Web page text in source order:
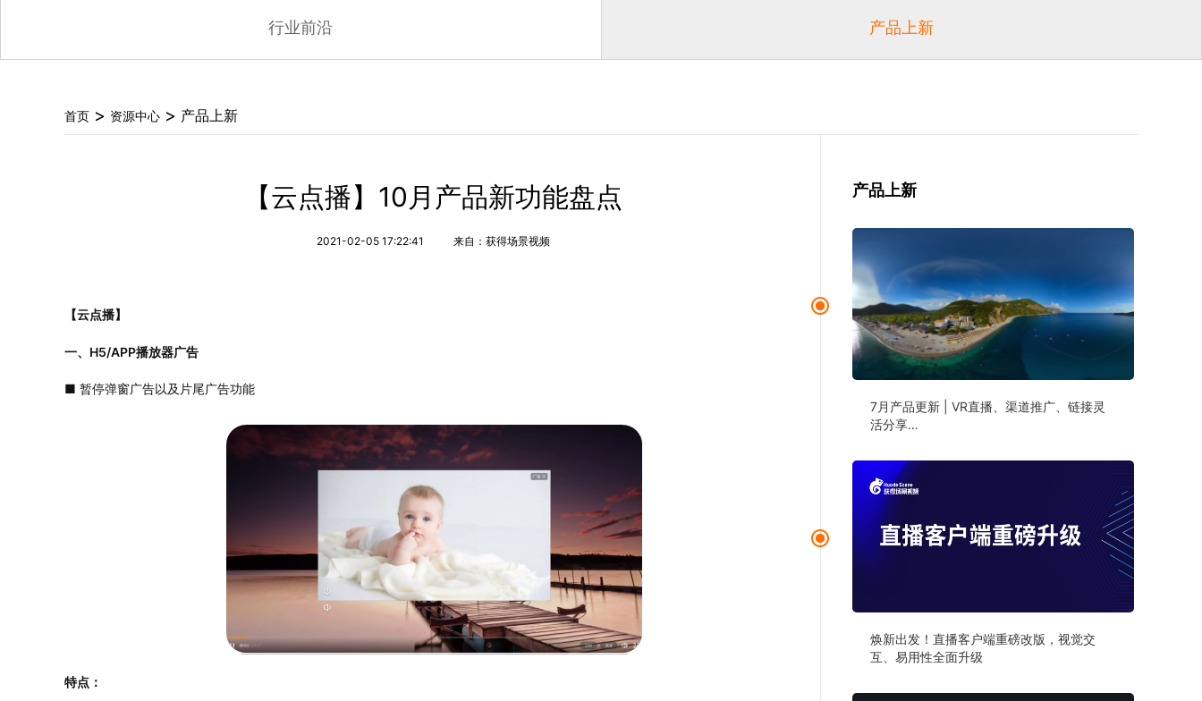
行业前沿 产品上新
首页 > 资源中心 > 产品上新
【云点播】10月产品新功能盘点
2021-02-05 17:22:41 来自：获得场景视频
【云点播】
一、H5/APP播放器广告
■ 暂停弹窗广告以及片尾广告功能
特点：
产品上新
7月产品更新 | VR直播、渠道推广、链接灵
活分享…
焕新出发！直播客户端重磅改版，视觉交
互、易用性全面升级